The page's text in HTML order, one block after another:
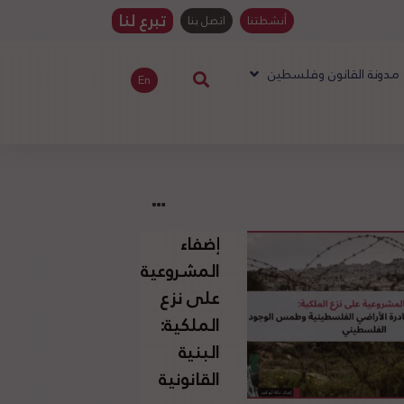
أنشطتنا اتصل بنا تبرع لنا
مدونة القانون وفلسطين En
إضفاء
المشروعية
على نزع
الملكية:
البنية
القانونية